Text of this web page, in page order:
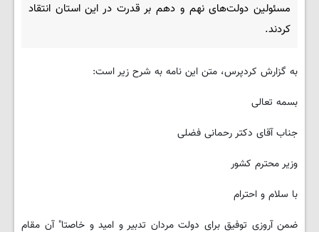
مسئولین دولت‌های نهم و دهم بر قدرت در این استان انتقاد
کردند.
به گزارش کردپرس، متن این نامه به شرح زیر است:
بسمه تعالی
جناب آقای دکتر رحمانی فضلی
وزیر محترم کشور
با سلام و احترام
ضمن آروزی توفیق برای دولت مردان تدبیر و امید و خاصتا" آن مقام